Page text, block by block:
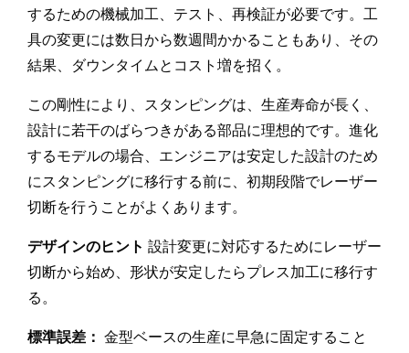
するための機械加工、テスト、再検証が必要です。工
具の変更には数日から数週間かかることもあり、その
結果、ダウンタイムとコスト増を招く。
この剛性により、スタンピングは、生産寿命が長く、
設計に若干のばらつきがある部品に理想的です。進化
するモデルの場合、エンジニアは安定した設計のため
にスタンピングに移行する前に、初期段階でレーザー
切断を行うことがよくあります。
デザインのヒント 設計変更に対応するためにレーザー
切断から始め、形状が安定したらプレス加工に移行す
る。
標準誤差： 金型ベースの生産に早急に固定すること